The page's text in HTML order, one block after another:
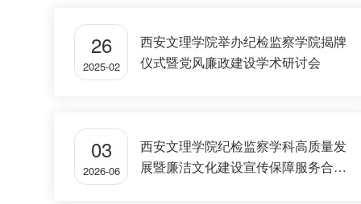
26
2025-02
西安文理学院举办纪检监察学院揭牌
仪式暨党风廉政建设学术研讨会
03
2026-06
西安文理学院纪检监察学科高质量发
展暨廉洁文化建设宣传保障服务合同